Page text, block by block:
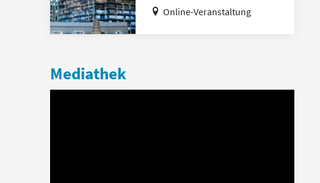
Online-Veranstaltung
Mediathek